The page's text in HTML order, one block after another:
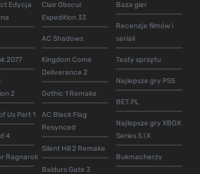
Edycja
2077
2
Us Part 1
4
Ragnarok
Clair Obscur
Expedition 33
AC Shadows
Kingdom Come
Deliverance 2
Gothic 1 Remake
AC Black Flag
Resynced
Silent Hill 2 Remake
Baldurs Gate 3
Baza gier
Recenzje filmów i
seriali
Testy sprzętu
Najlepsze gry PS5
BET.PL
Najlepsze gry XBOX
Series S i X
Bukmacherzy